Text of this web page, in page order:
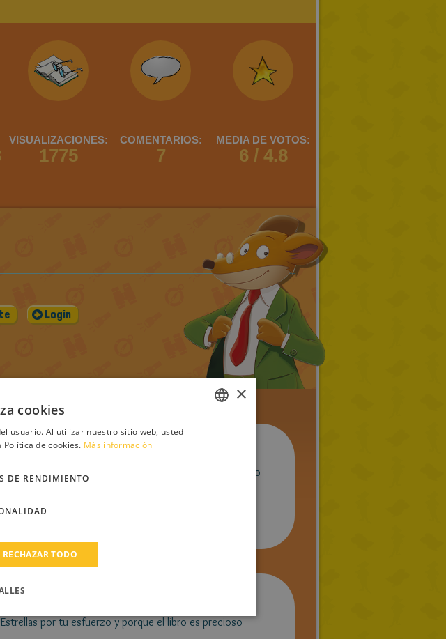
VISUALIZACIONES:
1775
COMENTARIOS:
7
MEDIA DE VOTOS:
6 / 4.8
Login
poner 5,me encantan tus libros,son fenomenaeles o
Debería poner en su colección tus libros!
por tu esfuerzo y porque el libro es precioso
TURKISH
×
cookies
usuario. Al utilizar nuestro sitio web, usted
de cookies. Más información
DE RENDIMIENTO
RECHAZAR TODO